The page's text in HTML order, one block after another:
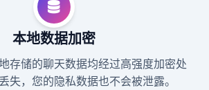
本地数据加密
存储的聊天数据均经过高强度加密处
失，您的隐私数据也不会被泄露。